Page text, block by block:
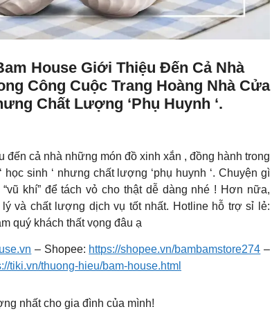
House Giới Thiệu Đến Cả Nhà
Công Cuộc Trang Hoàng Nhà Cửa
Chất Lượng ‘phụ Huynh ‘.
đến cả nhà những món đồ xinh xắn , đồng hành trong
sinh ‘ nhưng chất lượng ‘phụ huynh ‘. Chuyện gì
khí” để tách vỏ cho thật dễ dàng nhé ! Hơn nữa,
và chất lượng dịch vụ tốt nhất. Hotline hỗ trợ sỉ lẻ:
quý khách thất vọng đâu ạ
– Shopee: https://shopee.vn/bambamstore274 –
tiki.vn/thuong-hieu/bam-house.html
nhất cho gia đình của mình!